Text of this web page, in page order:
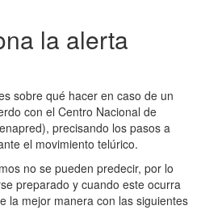
la alerta
sobre qué hacer en caso de un
con el Centro Nacional de
precisando los pasos a
el movimiento telúrico.
no se pueden predecir, por lo
preparado y cuando este ocurra
la mejor manera con las siguientes